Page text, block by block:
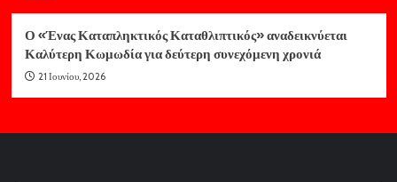
Ο «Ένας Καταπληκτικός Καταθλιπτικός» αναδεικνύεται
Καλύτερη Κωμωδία για δεύτερη συνεχόμενη χρονιά
21 Ιουνίου, 2026